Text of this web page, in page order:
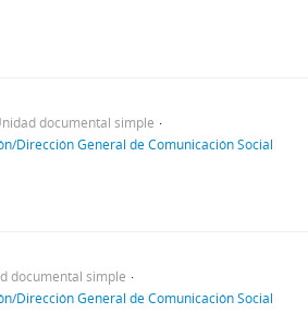
documental simple
Dirección General de Comunicación Social
documental simple
Dirección General de Comunicación Social